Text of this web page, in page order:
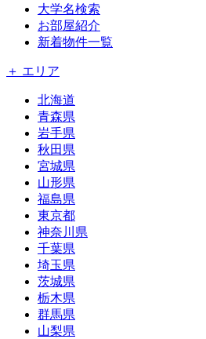
大学名検索
お部屋紹介
新着物件一覧
＋ エリア
北海道
青森県
岩手県
秋田県
宮城県
山形県
福島県
東京都
神奈川県
千葉県
埼玉県
茨城県
栃木県
群馬県
山梨県